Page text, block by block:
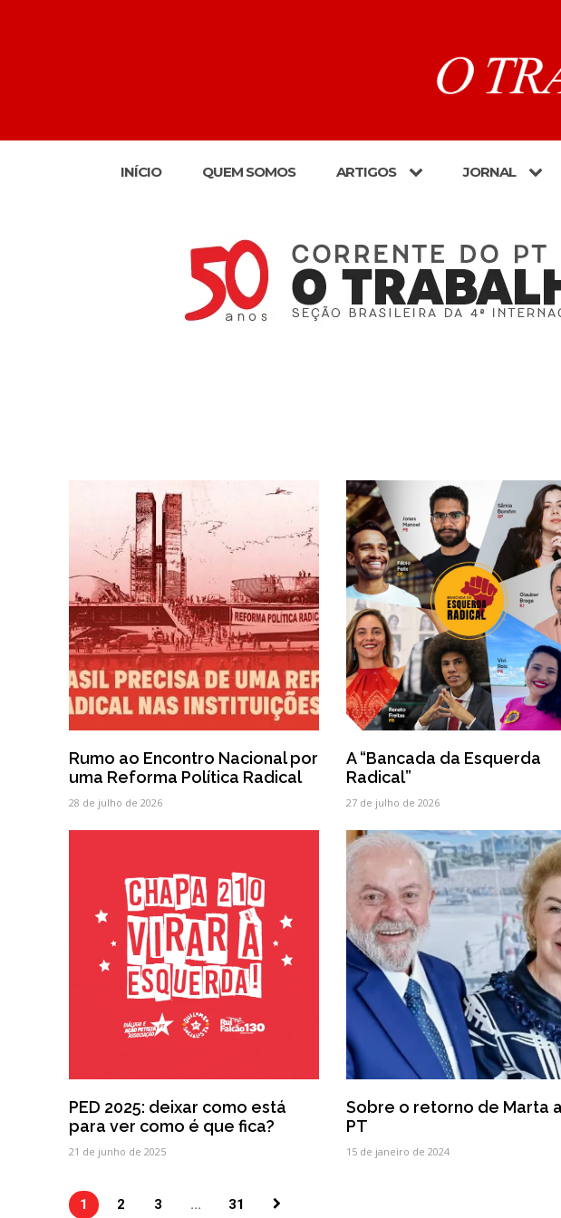
INÍCIO QUEM SOMOS ARTIGOS JORNAL
Rumo ao Encontro Nacional por
uma Reforma Política Radical
28 de julho de 2026
A “Bancada da Esquerda
Radical”
27 de julho de 2026
PED 2025: deixar como está
para ver como é que fica?
21 de junho de 2025
Sobre o retorno de Marta
PT
15 de janeiro de 2024
1 2 3 ... 31